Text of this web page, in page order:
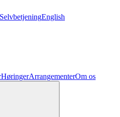
SelvbetjeningEnglish
HøringerArrangementerOm os